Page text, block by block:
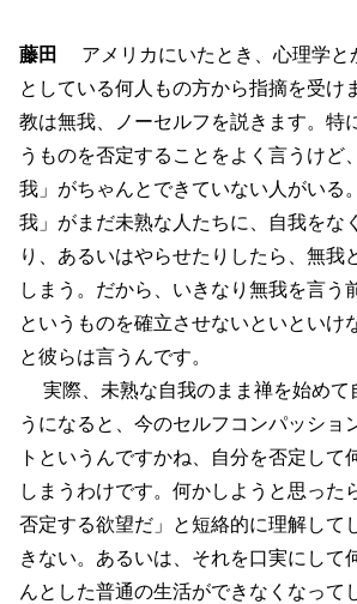
藤田 アメリカにいたとき、心理学と
としている何人もの方から指摘を受け
教は無我、ノーセルフを説きます。特
うものを否定することをよく言うけど
我」がちゃんとできていない人がいる
我」がまだ未熟な人たちに、自我をな
り、あるいはやらせたりしたら、無我
しまう。だから、いきなり無我を言う
というものを確立させないといといけ
と彼らは言うんです。
実際、未熟な自我のまま禅を始めて
うになると、今のセルフコンパッショ
トというんですかね、自分を否定して
しまうわけです。何かしようと思った
否定する欲望だ」と短絡的に理解して
きない。あるいは、それを口実にして
んとした普通の生活ができなくなって